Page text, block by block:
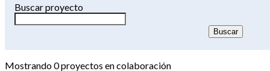
Buscar proyecto
Mostrando0proyectos en colaboración